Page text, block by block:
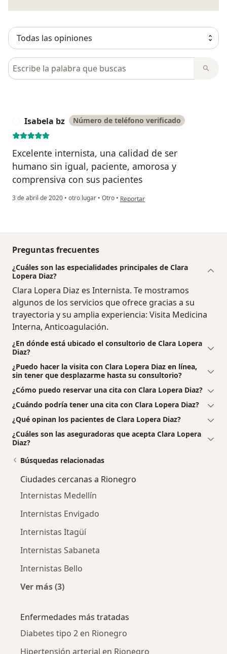
Busca en opiniones
Isabela bz Número de teléfono verificado
Excelente internista, una calidad de ser
humano sin igual, paciente, amorosa y
comprensiva con sus pacientes
3 de abril de 2020 • otro lugar • Otro • en opinión del usuario Isabela bz
Reportar
Preguntas frecuentes
¿Cuáles son las especialidades principales de Clara
Lopera Diaz?
Clara Lopera Diaz es Internista. Te mostramos
algunos de los servicios que ofrece gracias a su
trayectoria y su amplia experiencia: Visita Medicina
Interna, Anticoagulación.
¿En dónde está ubicado el consultorio de Clara Lopera
Diaz?
¿Puedo hacer la visita con Clara Lopera Diaz en línea,
sin tener que desplazarme hasta su consultorio?
¿Cómo puedo reservar una cita con Clara Lopera Diaz?
¿Cuándo podría tener una cita con Clara Lopera Diaz?
¿Qué opinan los pacientes de Clara Lopera Diaz?
¿Cuáles son las aseguradoras que acepta Clara Lopera
Diaz?
Búsquedas relacionadas
Ciudades cercanas a Rionegro
Internistas Medellín
Internistas Envigado
Internistas Itagüí
Internistas Sabaneta
Internistas Bello
Ver más (3)
Enfermedades más tratadas
Diabetes tipo 2 en Rionegro
Hipertensión arterial en Rionegro